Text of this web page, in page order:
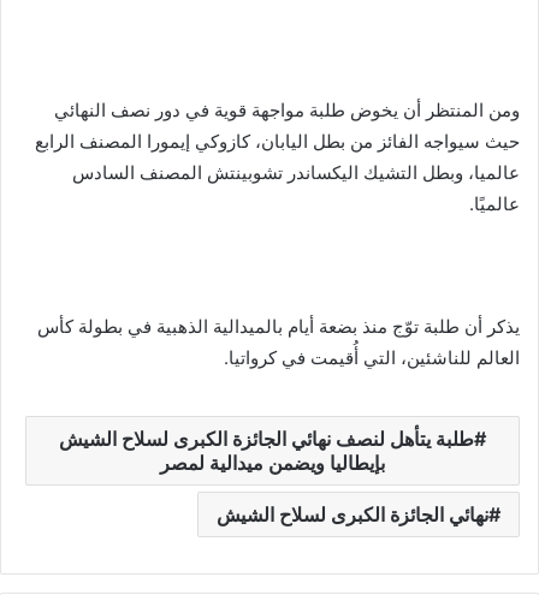
ومن المنتظر أن يخوض طلبة مواجهة قوية في دور نصف النهائي
حيث سيواجه الفائز من بطل اليابان، كازوكي إيمورا المصنف الرابع
عالميا، وبطل التشيك اليكساندر تشوبينتش المصنف السادس
عالميًا.
يذكر أن طلبة توّج منذ بضعة أيام بالميدالية الذهبية في بطولة كأس
العالم للناشئين، التي أُقيمت في كرواتيا.
طلبة يتأهل لنصف نهائي الجائزة الكبرى لسلاح الشيش
بإيطاليا ويضمن ميدالية لمصر
نهائي الجائزة الكبرى لسلاح الشيش